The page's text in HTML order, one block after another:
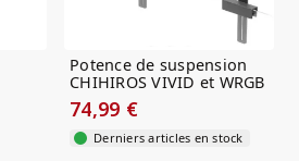
Potence de suspension
CHIHIROS VIVID et WRGB
Lot de 2
74,99 €
Derniers articles en stock